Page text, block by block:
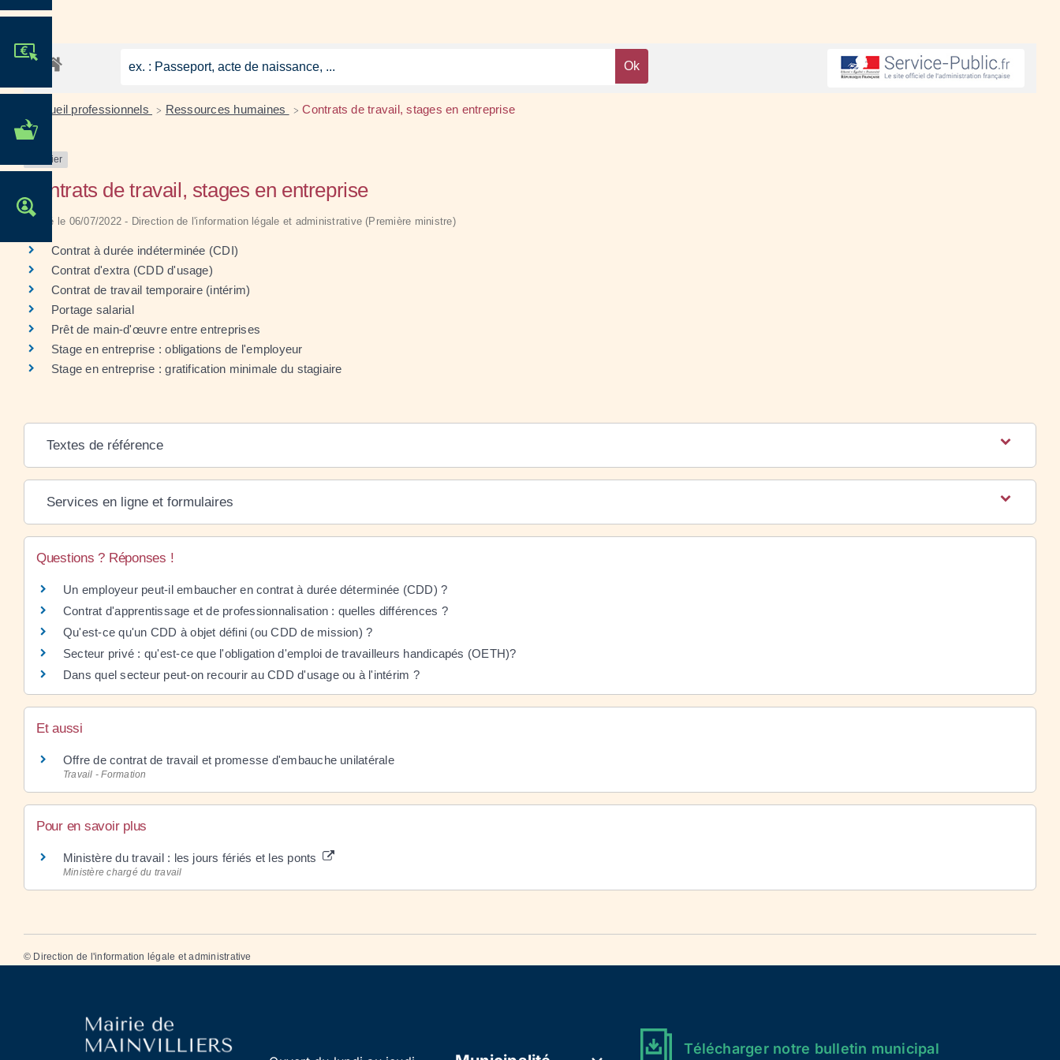
MES DÉMARCHES
Accueil professionnels > Ressources humaines > Contrats de travail, stages en entreprise
Dossier
Contrats de travail, stages en entreprise
Vérifié le 06/07/2022 - Direction de l'information légale et administrative (Première ministre)
Contrat à durée indéterminée (CDI)
Contrat d'extra (CDD d'usage)
Contrat de travail temporaire (intérim)
Portage salarial
Prêt de main-d'œuvre entre entreprises
Stage en entreprise : obligations de l'employeur
Stage en entreprise : gratification minimale du stagiaire
Textes de référence
Services en ligne et formulaires
Questions ? Réponses !
Un employeur peut-il embaucher en contrat à durée déterminée (CDD) ?
Contrat d'apprentissage et de professionnalisation : quelles différences ?
Qu'est-ce qu'un CDD à objet défini (ou CDD de mission) ?
Secteur privé : qu'est-ce que l'obligation d'emploi de travailleurs handicapés (OETH)?
Dans quel secteur peut-on recourir au CDD d'usage ou à l'intérim ?
Et aussi
Offre de contrat de travail et promesse d'embauche unilatérale
Travail - Formation
Pour en savoir plus
Ministère du travail : les jours fériés et les ponts
Ministère chargé du travail
© Direction de l'information légale et administrative
Télécharger notre bulletin municipal